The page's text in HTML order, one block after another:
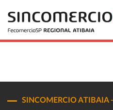
SINCOMERCIO ATIBAIA